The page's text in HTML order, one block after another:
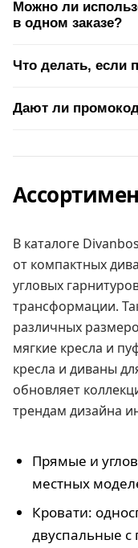
Можно ли
в одном заказе?
Что делать, если
Дают ли
В каталоге
от компактных
угловых
трансформации.
различных
мягкие кресла и
кресла и диваны
обновляет
трендам дизайна
Прямые и
местных
Кровати:
двуспальные